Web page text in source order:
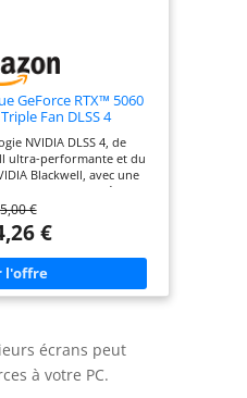
GeForce RTX™ 5060
Fan DLSS 4
NVIDIA DLSS 4, de
ultra-performante et du
Blackwell, avec une
et une fréquence
pour répondre aux
plus exigeants. 8Go de
(128 bits), 3840 cœurs de
448 Go/s de bande
fournir la mémoire
un réalisme visuel
Express 5.0 - Offre une
élargie. Logiciel
total de votre carte
ses performances
€
€
écrans peut
à votre PC.